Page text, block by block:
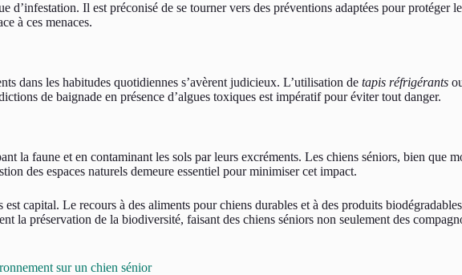
Il est préconisé de se tourner vers des préventions adaptées pour protéger
à ces menaces.
dans les habitudes quotidiennes s’avèrent judicieux. L’utilisation de tapis réfrigérants
de baignade en présence d’algues toxiques est impératif pour éviter tout danger.
la faune et en contaminant les sols par leurs excréments. Les chiens séniors, bien que
des espaces naturels demeure essentiel pour minimiser cet impact.
capital. Le recours à des aliments pour chiens durables et à des produits
la préservation de la biodiversité, faisant des chiens séniors non seulement des
sur un chien sénior